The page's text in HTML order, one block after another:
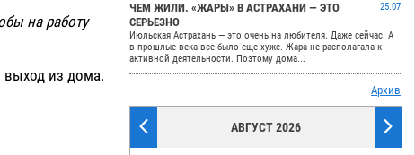
на работу
выход из дома.
ЧЕМ ЖИЛИ. «ЖАРЫ» В АСТРАХАНИ — ЭТО
СЕРЬЕЗНО
25.07
Июльская Астрахань — это очень на любителя. Даже сейчас. А
в прошлые века все было еще хуже. Жара не располагала к
активной деятельности. Поэтому дома...
Архив
АВГУСТ 2026